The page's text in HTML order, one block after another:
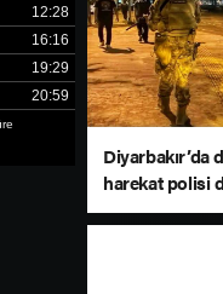
Diyarbakır’da
harekat polisi